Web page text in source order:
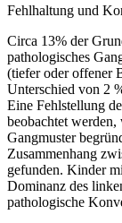
Fehlhaltung und
Circa 13% der
pathologisches
(tiefer oder offener
Unterschied von 2
Eine Fehlstellung
beobachtet
Gangmuster
Zusammenhang
gefunden. Kinder
Dominanz des
pathologische